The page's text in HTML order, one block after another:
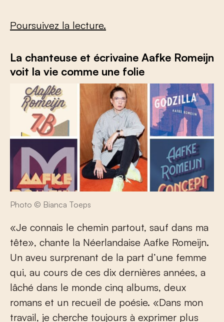
Poursuivez la lecture.
La chanteuse et écrivaine Aafke Romeijn
voit la vie comme une folie
Photo © Bianca Toeps
«Je connais le chemin partout, sauf dans ma
tête», chante la Néerlandaise Aafke Romeijn.
Un aveu surprenant de la part d’une femme
qui, au cours de ces dix dernières années, a
lâché dans le monde cinq albums, deux
romans et un recueil de poésie. «Dans mon
travail, je cherche toujours à exprimer plus